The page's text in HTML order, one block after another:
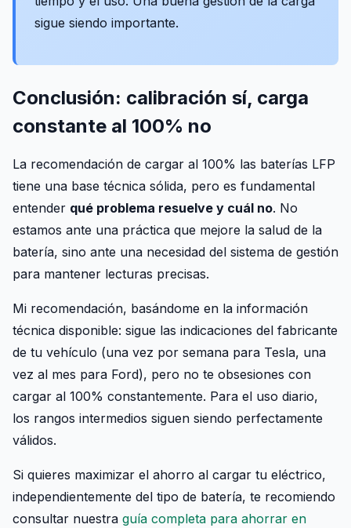
sigue siendo importante.
Conclusión: calibración sí, carga
constante al 100% no
La recomendación de cargar al 100% las baterías LFP
tiene una base técnica sólida, pero es fundamental
entender qué problema resuelve y cuál no. No
estamos ante una práctica que mejore la salud de la
batería, sino ante una necesidad del sistema de gestión
para mantener lecturas precisas.
Mi recomendación, basándome en la información
técnica disponible: sigue las indicaciones del fabricante
de tu vehículo (una vez por semana para Tesla, una
vez al mes para Ford), pero no te obsesiones con
cargar al 100% constantemente. Para el uso diario,
los rangos intermedios siguen siendo perfectamente
válidos.
Si quieres maximizar el ahorro al cargar tu eléctrico,
independientemente del tipo de batería, te recomiendo
consultar nuestra guía completa para ahorrar en